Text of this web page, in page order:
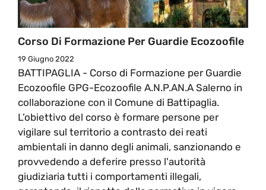
Corso Di Formazione Per Guardie Ecozoofile
19 Giugno 2022
BATTIPAGLIA - Corso di Formazione per Guardie
Ecozoofile GPG-Ecozoofile A.N.P.AN.A Salerno in
collaborazione con il Comune di Battipaglia.
L’obiettivo del corso è formare persone per
vigilare sul territorio a contrasto dei reati
ambientali in danno degli animali, sanzionando e
provvedendo a deferire presso l'autorità
giudiziaria tutti i comportamenti illegali,